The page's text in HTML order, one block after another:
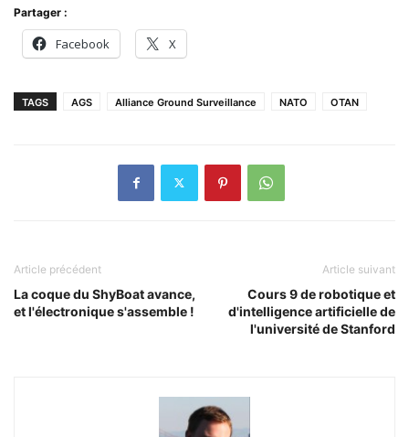
Partager :
Facebook X
TAGS AGS Alliance Ground Surveillance NATO OTAN
Article précédent
La coque du ShyBoat avance,
et l'électronique s'assemble !
Article suivant
Cours 9 de robotique et
d'intelligence artificielle de
l'université de Stanford